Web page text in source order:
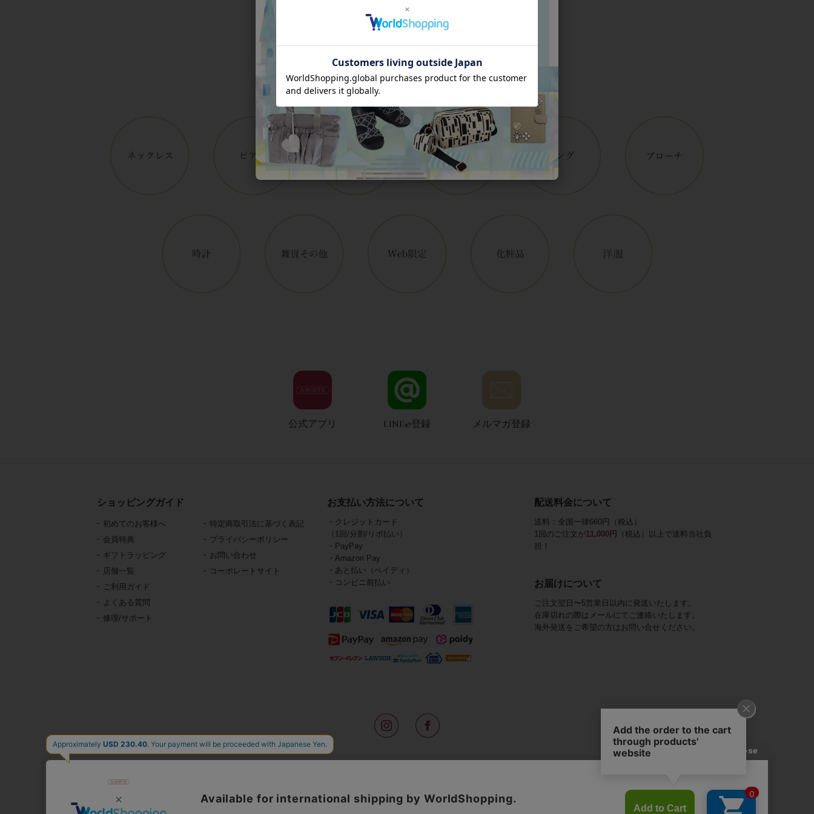
Category
アイテムカテゴリー
公式アプリ LINE@登録 メルマガ登録
ショッピングガイド
初めてのお客様へ
会員特典
ギフトラッピング
店舗一覧
ご利用ガイド
よくある質問
修理/サポート
特定商取引法に基づく表記
プライバシーポリシー
お問い合わせ
コーポレートサイト
お支払い方法について
・クレジットカード
（1回/分割/リボ払い）
・PayPay
・Amazon Pay
・あと払い（ペイディ）
・コンビニ前払い
配送料金について
送料：全国一律660円（税込）
1回のご注文が11,000円
（税込）以上で送料当社負
担！
お届けについて
ご注文翌日〜5営業日以内に発送いたします。
在庫切れの際はメールにてご連絡いたします。
海外発送をご希望の方はお問い合せください。
東京・青山の路面店をはじめ全国の一流ホテルに100以上の直営店舗を展開するABISTE(アビステ)は、
人気ランキングやテレビなどのメディア着用商品、雑誌掲載商品を紹介するコンテンツ、
無料のギフトラッピングや独自のポイントなどのサービスをご提供。